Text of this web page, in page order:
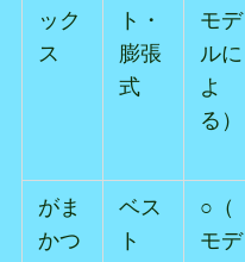
ック
ス
ト・
膨張
式
モデ
ルに
よ
る）
がま
かつ
ベス
ト
○（
モデ